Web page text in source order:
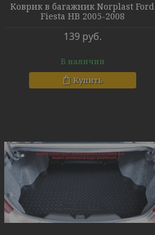
Коврик в багажник Norplast Ford
Fiesta HB 2005-2008
139 руб.
В наличии
Купить